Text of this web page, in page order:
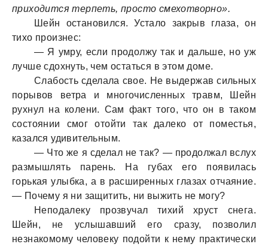
приходится терпеть, просто смехотворно».
Шейн остановился. Устало закрыв глаза, он
тихо произнес:
— Я умру, если продолжу так и дальше, но уж
лучше сдохнуть, чем остаться в этом доме.
Слабость сделала свое. Не выдержав сильных
порывов ветра и многочисленных травм, Шейн
рухнул на колени. Сам факт того, что он в таком
состоянии смог отойти так далеко от поместья,
казался удивительным.
— Что же я сделал не так? — продолжал вслух
размышлять парень. На губах его появилась
горькая улыбка, а в расширенных глазах отчаяние.
— Почему я ни защитить, ни выжить не могу?
Неподалеку прозвучал тихий хруст снега.
Шейн, не услышавший его сразу, позволил
незнакомому человеку подойти к нему практически